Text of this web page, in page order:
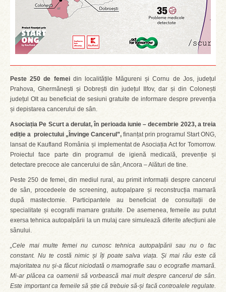
Peste 250 de femeidin localitățile Măgureni și Cornu de Jos, județul
Prahova, Ghermănești și Dobrești din județul Ilfov, dar și din Colonești
județul Olt au beneficiat de sesiuni gratuite de informare despre prevenția
și depistarea cancerului de sân.
Asociația Pe Scurt a derulat, în perioada iunie – decembrie 2023, a treia
ediție a proiectului „Învinge Cancerul”, finanțat prin programul Start ONG,
lansat de Kaufland România și implementat de Asociația Act for Tomorrow.
Proiectul face parte din programul de igienă medicală, prevenție și
detectare precoce ale cancerului de sân, Ancora – Alături de tine.
Peste 250 de femei, din mediul rural, au primit informații despre cancerul
de sân, procedeele de screening, autopalpare și reconstrucția mamară
după mastectomie. Participantele au beneficiat de consultații de
specialitate și ecografii mamare gratuite. De asemenea, femeile au putut
exersa tehnica autopalpării la un mulaj care simulează diferite afecțiuni ale
sânului.
„Cele mai multe femei nu cunosc tehnica autopalpării sau nu o fac
constant. Nu te costă nimic și îți poate salva viața. Și mai rău este că
majoritatea nu și-a făcut niciodată o mamografie sau o ecografie mamară.
Mi-ar plăcea ca oamenii să vorbească mai mult despre cancerul de sân.
Este important ca femeile să știe că trebuie să-și facă controalele regulate.